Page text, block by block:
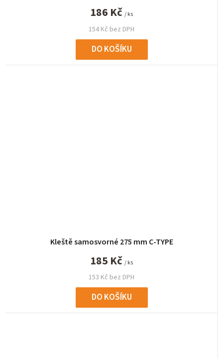
154 Kč bez DPH
186 Kč / ks
DO KOŠÍKU
Kleště samosvorné 275 mm C-TYPE
153 Kč bez DPH
185 Kč / ks
DO KOŠÍKU